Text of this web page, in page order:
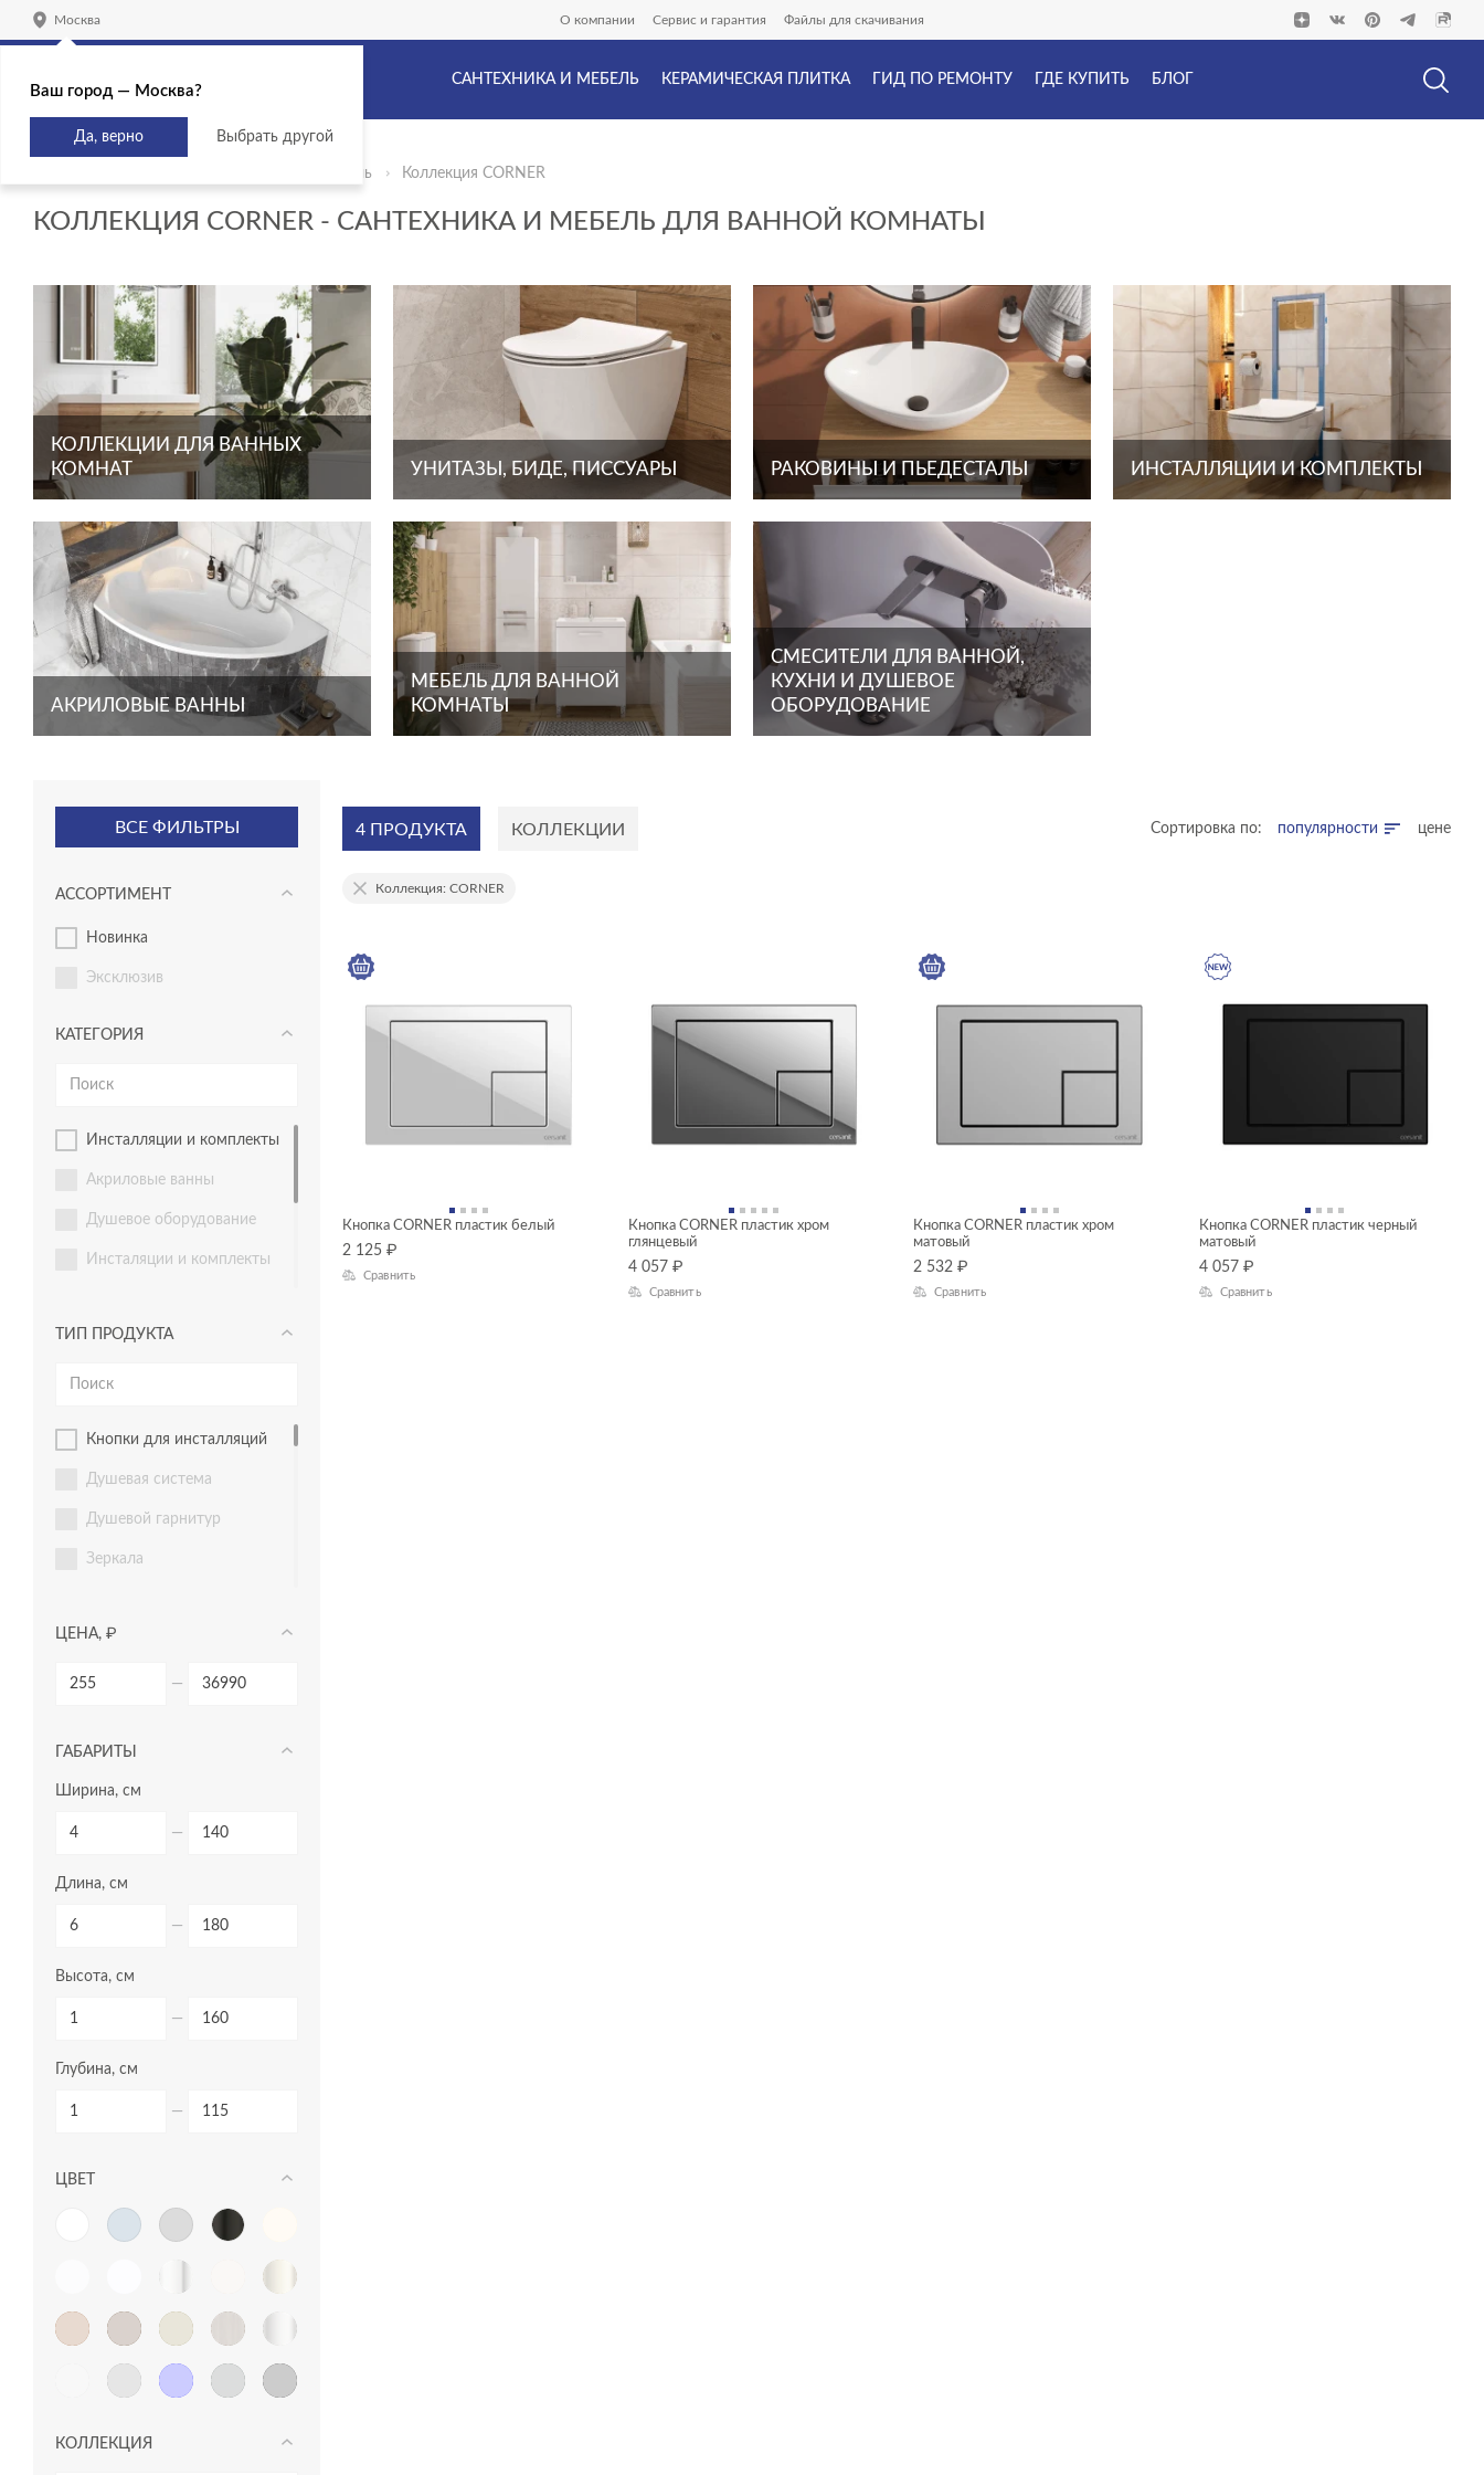
Москва О компании Сервис и гарантия Файлы для скачивания
САНТЕХНИКА И МЕБЕЛЬ КЕРАМИЧЕСКАЯ ПЛИТКА ГИД ПО РЕМОНТУ ГДЕ КУПИТЬ БЛОГ
Сантехника и мебель Коллекция CORNER
КОЛЛЕКЦИЯ CORNER - САНТЕХНИКА И МЕБЕЛЬ ДЛЯ ВАННОЙ КОМНАТЫ
КОЛЛЕКЦИИ ДЛЯ ВАННЫХ
КОМНАТ
УНИТАЗЫ, БИДЕ, ПИССУАРЫ РАКОВИНЫ И ПЬЕДЕСТАЛЫ ИНСТАЛЛЯЦИИ И КОМПЛЕКТЫ
АКРИЛОВЫЕ ВАННЫ
МЕБЕЛЬ ДЛЯ ВАННОЙ
КОМНАТЫ
СМЕСИТЕЛИ ДЛЯ ВАННОЙ,
КУХНИ И ДУШЕВОЕ
ОБОРУДОВАНИЕ
ВСЕ ФИЛЬТРЫ
АССОРТИМЕНТ
новинка
эксклюзив
КАТЕГОРИЯ
инсталляции и комплекты
акриловые ванны
душевое оборудование
инсталяции и комплекты
мебель для ванной
раковины и пьедесталы
ТИП ПРОДУКТА
кнопки для инсталляций
душевая система
душевой гарнитур
зеркала
инсталляции
комплектующие для
решения)
модули для тумбы
модули для шкафчиков
раковины в столешницу
раковины мебельные
раковины с пьедесталом
сиденья для унитазов
сифоны для ванн
смесители
ЦЕНА, ₽
—
ГАБАРИТЫ
Ширина, см
—
Длина, см
—
Высота, см
—
Глубина, см
—
ЦВЕТ
КОЛЛЕКЦИЯ
4 ПРОДУКТА КОЛЛЕКЦИИ Сортировка по: популярности цене
Коллекция: CORNER
Кнопка CORNER пластик белый
2 125 ₽
Сравнить
Кнопка CORNER пластик хром
глянцевый
4 057 ₽
Сравнить
Кнопка CORNER пластик хром
матовый
2 532 ₽
Сравнить
Кнопка CORNER пластик черный
матовый
4 057 ₽
Сравнить
Ваш город — Москва?
Да, верно Выбрать другой